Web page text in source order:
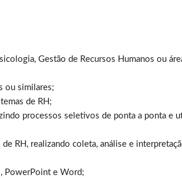
Gestão de Recursos Humanos ou
ou similares;
de RH;
processos seletivos de ponta a ponta e
RH, realizando coleta, análise e
PowerPoint e Word;